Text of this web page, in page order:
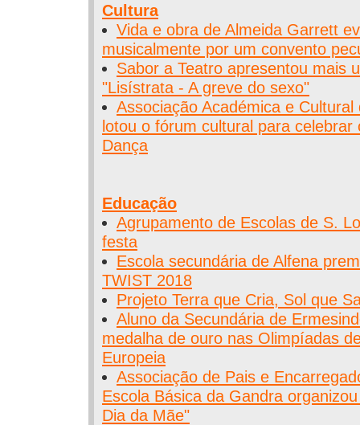
Cultura
Vida e obra de Almeida Garrett
musicalmente por um convento
Sabor a Teatro apresentou mais
"Lisístrata - A greve do sexo"
Associação Académica e Cultural
lotou o fórum cultural para celebrar
Dança
Educação
Agrupamento de Escolas de S.
festa
Escola secundária de Alfena
TWIST 2018
Projeto Terra que Cria, Sol que
Aluno da Secundária de
medalha de ouro nas Olimpíadas
Europeia
Associação de Pais e
Escola Básica da Gandra
Dia da Mãe"